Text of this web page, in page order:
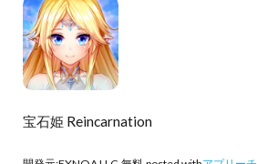
宝石姫 Reincarnation